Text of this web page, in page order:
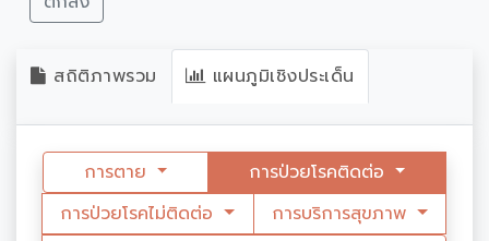
สถิติภาพรวม แผนภูมิเชิงประเด็น
การตาย
การป่วยโรคติดต่อ
การป่วยโรคไม่ติดต่อ
การบริการสุขภาพ